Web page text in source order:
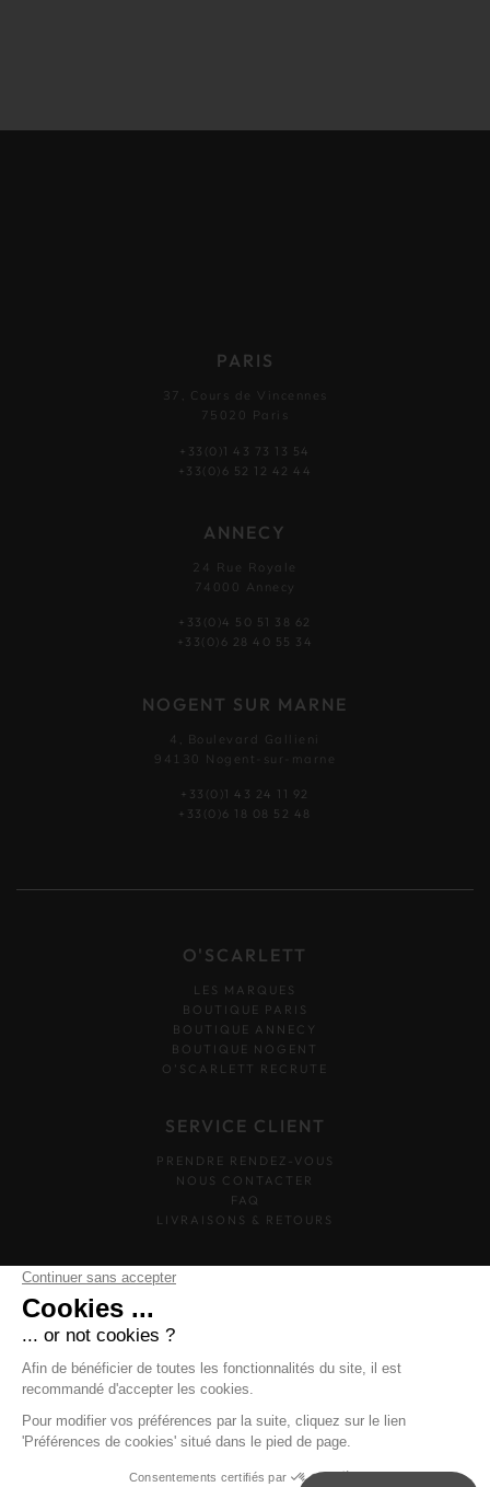
PARIS
37, Cours de Vincennes
75020 Paris
+33(0)1 43 73 13 54
+33(0)6 52 12 42 44
ANNECY
24 Rue Royale
74000 Annecy
+33(0)4 50 51 38 62
+33(0)6 28 40 55 34
NOGENT SUR MARNE
4, Boulevard Gallieni
94130 Nogent-sur-marne
+33(0)1 43 24 11 92
+33(0)6 18 08 52 48
O'SCARLETT
LES MARQUES
BOUTIQUE PARIS
BOUTIQUE ANNECY
BOUTIQUE NOGENT
O’SCARLETT RECRUTE
SERVICE CLIENT
PRENDRE RENDEZ-VOUS
NOUS CONTACTER
FAQ
LIVRAISONS & RETOURS